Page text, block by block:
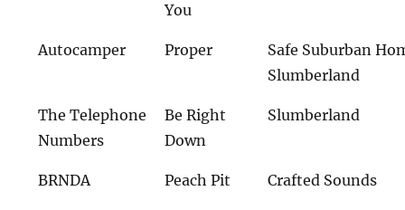
You
Autocamper Proper
Safe Suburban
Slumberland
The Telephone
Numbers
Be Right
Down
Slumberland
BRNDA Peach Pit Crafted Sounds